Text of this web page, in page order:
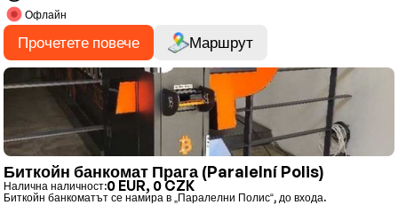
Офлайн
Прочетете повече Маршрут
Биткойн банкомат Прага (Paralelní Polis)
Налична наличност:0 EUR, 0 CZK
Биткойн банкоматът се намира в „Паралелни Полис“, до входа.